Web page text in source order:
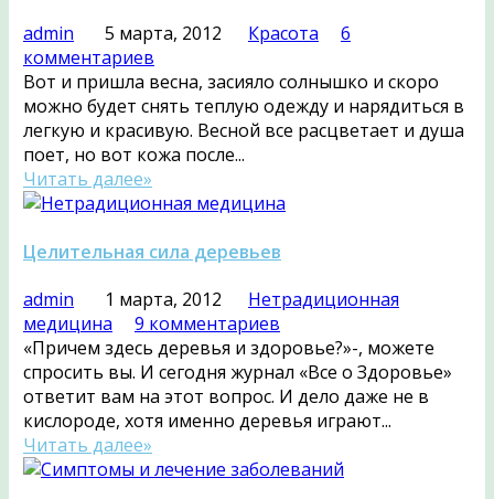
admin
5 марта, 2012 Красота
6
комментариев
Вот и пришла весна, засияло солнышко и скоро
можно будет снять теплую одежду и нарядиться в
легкую и красивую. Весной все расцветает и душа
поет, но вот кожа после...
Читать далее»
Целительная сила деревьев
admin
1 марта, 2012
Нетрадиционная
медицина
9 комментариев
«Причем здесь деревья и здоровье?»-, можете
спросить вы. И сегодня журнал «Все о Здоровье»
ответит вам на этот вопрос. И дело даже не в
кислороде, хотя именно деревья играют...
Читать далее»